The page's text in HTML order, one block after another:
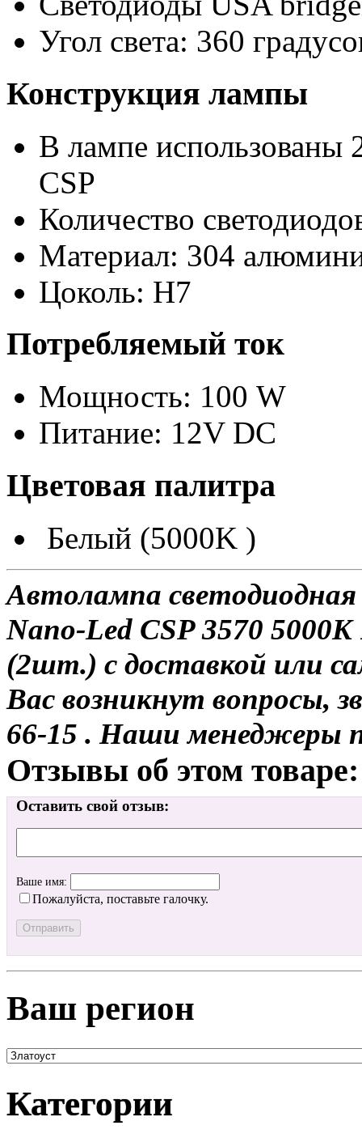
Угол света: 360
Конструкция лампы
В лампе использованы
CSP
Количество
Материал: 304
Цоколь: H7
Потребляемый ток
Мощность: 100 W
Питание: 12V DC
Цветовая палитра
Белый (5000K )
Автолампа
Nano-Led CSP 3570
(2шт.) с доставкой или
Вас возникнут вопросы,
66-15 . Наши менеджеры
Отзывы об этом товаре:
Оставить свой отзыв:
Ваше имя:
Пожалуйста, поставьте галочку.
Ваш регион
Категории